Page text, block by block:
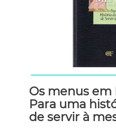
Os menus em
Para uma
de servir à